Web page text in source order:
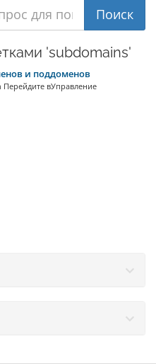
'subdomains'
и поддоменов
вУправление